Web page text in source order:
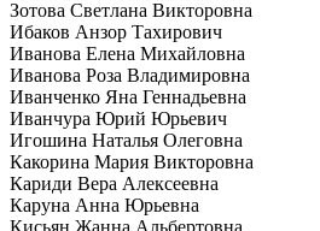
Зотова Светлана Викторовна
Ибаков Анзор Тахирович
Иванова Елена Михайловна
Иванова Роза Владимировна
Иванченко Яна Геннадьевна
Иванчура Юрий Юрьевич
Игошина Наталья Олеговна
Какорина Мария Викторовна
Кариди Вера Алексеевна
Каруна Анна Юрьевна